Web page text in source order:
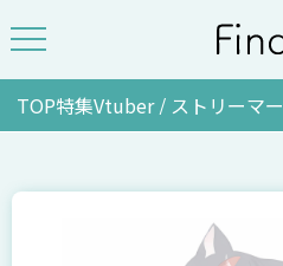
TOP特集Vtuber / ストリーマー